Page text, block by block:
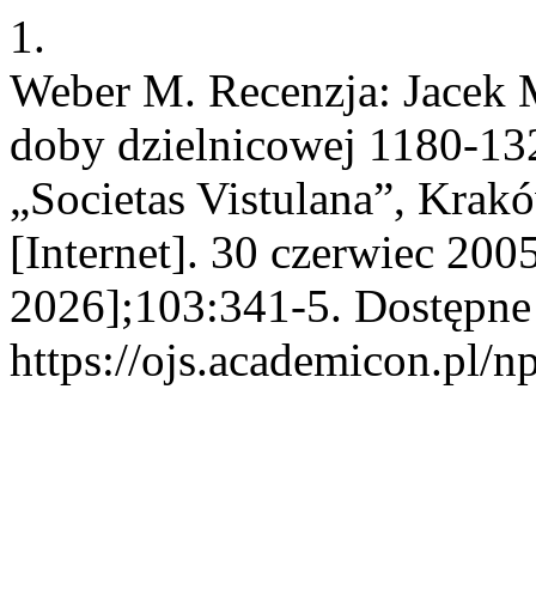
1.
Weber M. Recenzja:
doby dzielnicowej 1180-
„Societas Vistulana”,
[Internet]. 30 czerwiec
2026];103:341-5.
https://ojs.academicon.pl/